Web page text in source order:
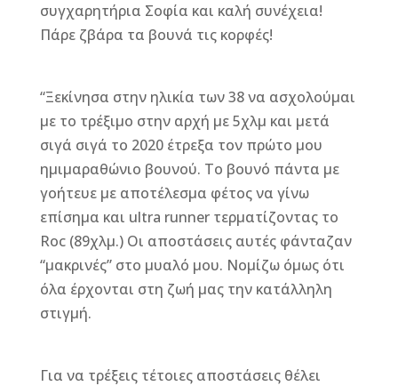
συγχαρητήρια Σοφία και καλή συνέχεια!
Πάρε ζβάρα τα βουνά τις κορφές!
“Ξεκίνησα στην ηλικία των 38 να ασχολούμαι
με το τρέξιμο στην αρχή με 5χλμ και μετά
σιγά σιγά το 2020 έτρεξα τον πρώτο μου
ημιμαραθώνιο βουνού. Το βουνό πάντα με
γοήτευε με αποτέλεσμα φέτος να γίνω
επίσημα και ultra runner τερματίζοντας το
Roc (89χλμ.) Οι αποστάσεις αυτές φάνταζαν
“μακρινές” στο μυαλό μου. Νομίζω όμως ότι
όλα έρχονται στη ζωή μας την κατάλληλη
στιγμή.
Για να τρέξεις τέτοιες αποστάσεις θέλει